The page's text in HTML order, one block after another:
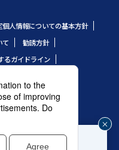
こちら
個人情報についての基本方針
て
勧誘方針
るガイドライン